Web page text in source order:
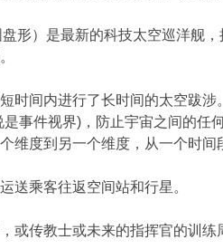
形）是最新的科技太空巡洋舰
时间内进行了长时间的太空跋
是事件视界)，防止宇宙之间的
维度到另一个维度，从一个时
送乘客往返空间站和行星。
或传教士或未来的指挥官的训